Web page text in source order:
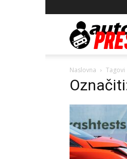
Naslovna Tagovi